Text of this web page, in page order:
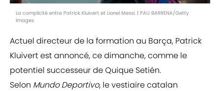
La complicité entre Patrick Kluivert et Lionel Messi. | PAU BARRENA/Getty
Images
Actuel directeur de la formation au Barça, Patrick
Kluivert est annoncé, ce dimanche, comme le
potentiel successeur de Quique Setién.
Selon Mundo Deportivo, le vestiaire catalan